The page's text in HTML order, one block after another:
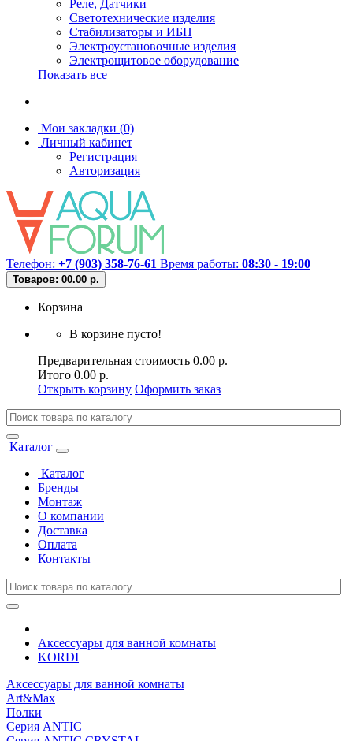
Реле, Датчики
Светотехнические изделия
Стабилизаторы и ИБП
Электроустановочные изделия
Электрощитовое оборудование
Показать все
Мои закладки (0)
Личный кабинет
Регистрация
Авторизация
Телефон: +7 (903) 358-76-61 Время работы: 08:30 - 19:00
Товаров: 00.00 р.
Корзина
В корзине пусто!
Предварительная стоимость 0.00 р.
Итого 0.00 р.
Открыть корзину Оформить заказ
Каталог
Каталог
Бренды
Монтаж
О компании
Доставка
Оплата
Контакты
Аксессуары для ванной комнаты
KORDI
Аксессуары для ванной комнаты
Art&Max
Полки
Серия ANTIC